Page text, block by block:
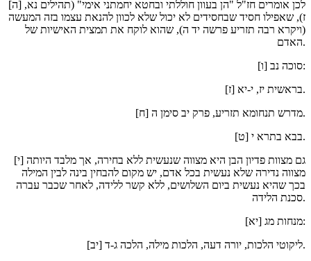
[ה] לכן אומרים חז"ל "הן בעוון חוללתי ובחטא יחמתני אימי" (תהילים נא,
ז), שאפילו חסיד שבחסידים לא יכול שלא לכוון להנאת עצמו בזה המעשה
(ויקרא רבה תזריע פרשה יד ה), שהוא לוקח את תמצית האישיות של
האדם.
[ו] סוכה נב:
[ז] בראשית יז, י-יא.
[ח] מדרש תנחומא תזריע, פרק יב סימן ה.
[ט] בבא בתרא י.
[י] גם מצוות פדיון הבן היא מצווה שנעשית ללא בחירה, אך מלבד היותה
מצווה נדירה שלא נעשית בכל אדם, יש מקום להבחין בינה לבין המילה
בכך שהיא נעשית ביום השלושים, ללא קשר ללידה, לאחר שכבר עברה
סכנת הלידה.
[יא] מנחות מג:
[יב] ליקוטי הלכות, יורה דעה, הלכות מילה, הלכה ג-ד.